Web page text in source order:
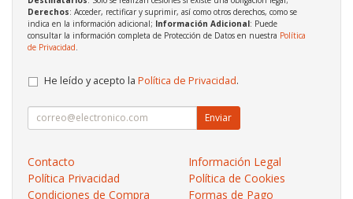
Derechos: Acceder, rectificar y suprimir, así como otros derechos, como se
indica en la información adicional; Información Adicional: Puede
consultar la información completa de Protección de Datos en nuestra Política
de Privacidad
He leído y acepto la Política de Privacidad.
Enviar
Contacto
Información Legal
Política Privacidad
Política de Cookies
Condiciones de Compra
Formas de Pago